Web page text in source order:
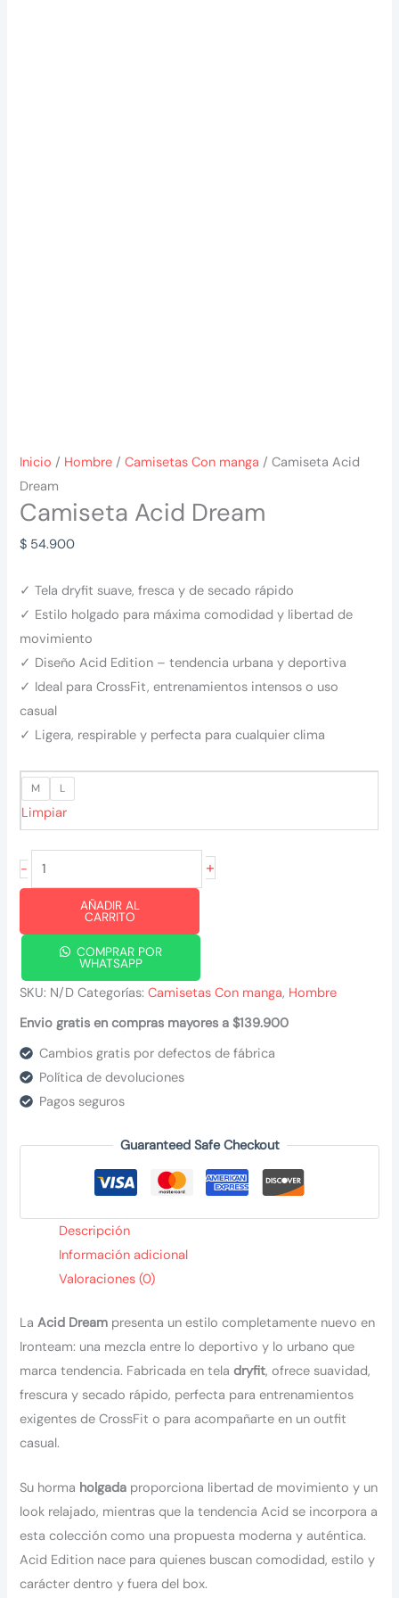
Inicio / Hombre /Camisetas Con manga / Camiseta Acid
Dream
Camiseta Acid Dream
$ 54.900
✓ Tela dryfit suave, fresca y de secado rápido
✓ Estilo holgado para máxima comodidad y libertad de
movimiento
✓ Diseño Acid Edition – tendencia urbana y deportiva
✓ Ideal para CrossFit, entrenamientos intensos o uso
casual
✓ Ligera, respirable y perfecta para cualquier clima
M L
Limpiar
-
Camiseta
Acid
cantidad
+
AÑADIR AL
CARRITO
COMPRAR POR
WHATSAPP
SKU: N/D Categorías:Camisetas Con manga, Hombre
Envio gratis en compras mayores a $139.900
Cambios gratis por defectos de fábrica
Política de devoluciones
Pagos seguros
Guaranteed Safe Checkout
Descripción
Información adicional
Valoraciones (0)
LaAcid Dream presenta un estilo completamente nuevo en
Ironteam: una mezcla entre lo deportivo y lo urbano que
marca tendencia. Fabricada en teladryfit, ofrece suavidad,
frescura y secado rápido, perfecta para entrenamientos
exigentes de CrossFit o para acompañarte en un outfit
casual.
Su horma holgada proporciona libertad de movimiento y un
look relajado, mientras que la tendencia Acid se incorpora a
esta colección como una propuesta moderna y auténtica.
Acid Edition nace para quienes buscan comodidad, estilo y
carácter dentro y fuera del box.